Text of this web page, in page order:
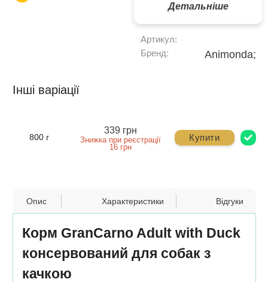
Детальніше
Артикул:
Бренд:
Animonda;
Інші варіації
800 г
339 грн
Знижка при реєстрації
16 грн
Купити
Опис Характеристики Відгуки
Корм GranCarno Adult with Duck
консервований для собак з
качкою